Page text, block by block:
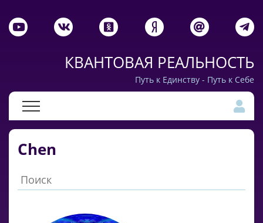
КВАНТОВАЯ РЕАЛЬНОСТЬ
Путь к Единству - Путь к Себе
Chen